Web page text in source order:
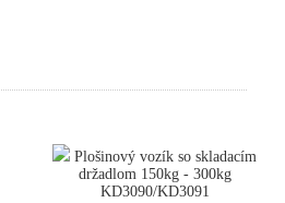
Plošinový vozík so skladacím
držadlom 150kg - 300kg
KD3090/KD3091